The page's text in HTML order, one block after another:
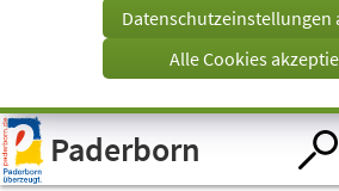
Visuelle
Assistenzsoftware
öffnen.
Tab)
Datenschutzeinstellungen
Alle Cookies
Paderborn